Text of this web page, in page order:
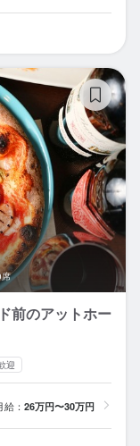
前のアットホー
迎
給： 26万円〜30万円